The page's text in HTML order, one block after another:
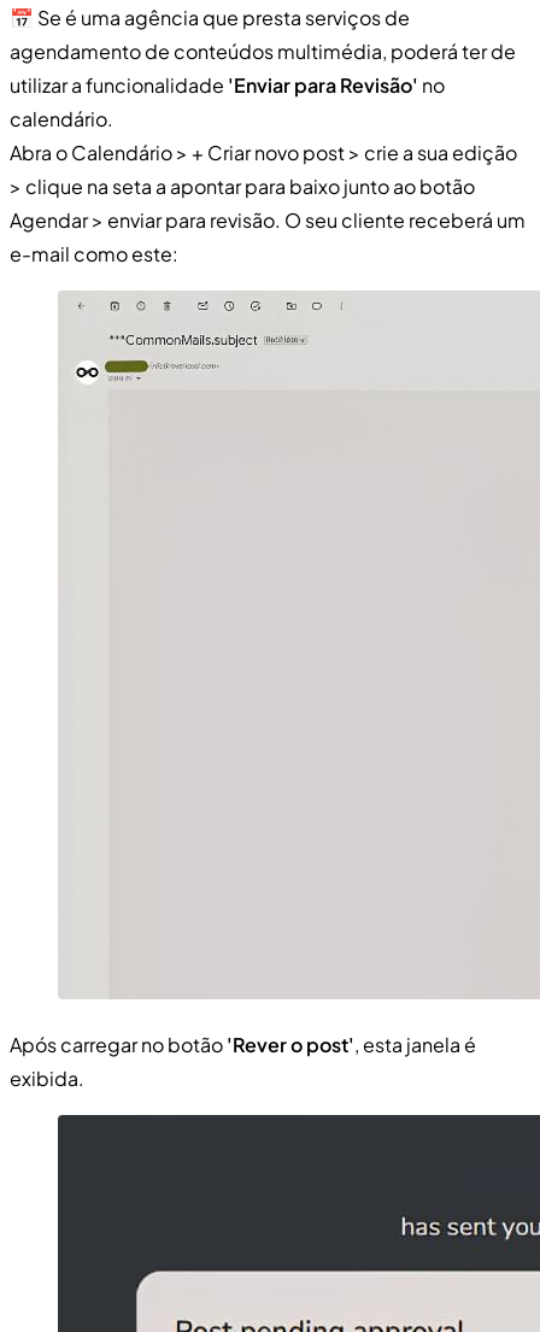
📅 Se é uma agência que presta serviços de
agendamento de conteúdos multimédia, poderá ter de
utilizar a funcionalidade 'Enviar para Revisão' no
calendário.
Abra o Calendário > + Criar novo post > crie a sua edição
> clique na seta a apontar para baixo junto ao botão
Agendar > enviar para revisão. O seu cliente receberá um
e-mail como este:
Após carregar no botão'Rever o post', esta janela é
exibida.